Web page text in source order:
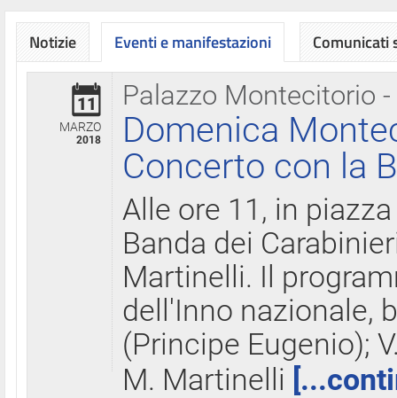
Notizie Eventi e manifestazioni
Palazzo Montecitorio
11
MARZO
2018
Domenica
Concerto con la
Alle ore 11, in
Banda dei
Martinelli. Il
dell'Inno nazionale,
(Principe Eugenio);
M. Martinelli
Comunicati